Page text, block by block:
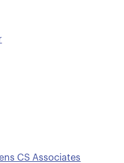
CS Associates